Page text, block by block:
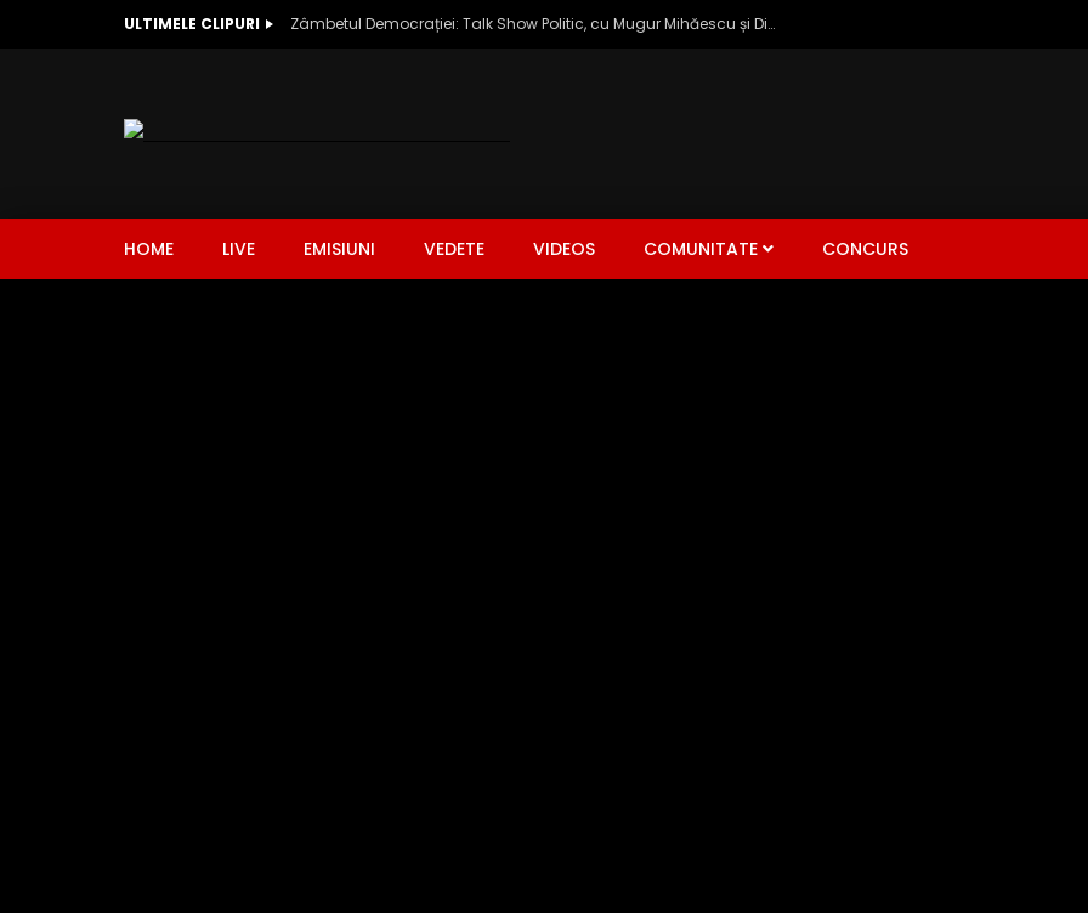
ULTIMELE CLIPURI Zâmbetul Democrației: Talk Show Politic, cu Mugur Mihăescu și Dinu Popescu
HOME LIVE EMISIUNI VEDETE VIDEOS COMUNITATE CONCURS